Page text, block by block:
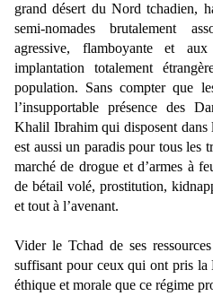
grand désert du Nord tchadien,
semi-nomades brutalement
agressive, flamboyante et
implantation totalement
population. Sans compter que
l’insupportable présence des
Khalil Ibrahim qui disposent dans
est aussi un paradis pour tous les
marché de drogue et d’armes à
de bétail volé, prostitution,
et tout à l’avenant.
Vider le Tchad de ses
suffisant pour ceux qui ont pris la
éthique et morale que ce régime